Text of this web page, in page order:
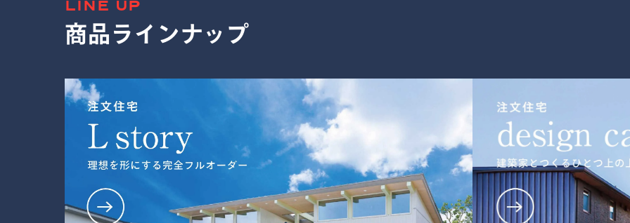
LINE UP
商品ラインナップ